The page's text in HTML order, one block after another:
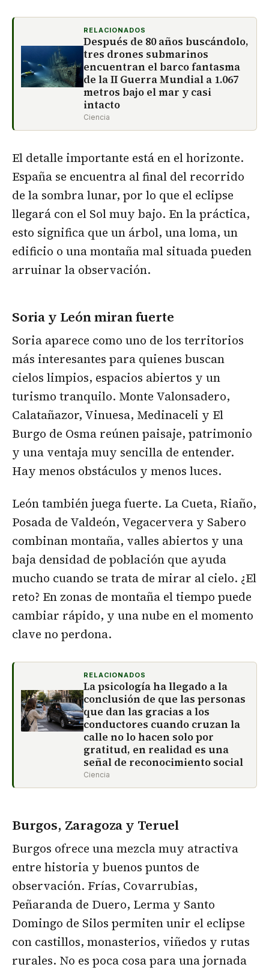
RELACIONADOS
Después de 80 años buscándolo,
tres drones submarinos
encuentran el barco fantasma
de la II Guerra Mundial a 1.067
metros bajo el mar y casi
intacto
Ciencia
El detalle importante está en el horizonte.
España se encuentra al final del recorrido
de la sombra lunar, por lo que el eclipse
llegará con el Sol muy bajo. En la práctica,
esto significa que un árbol, una loma, un
edificio o una montaña mal situada pueden
arruinar la observación.
Soria y León miran fuerte
Soria aparece como uno de los territorios
más interesantes para quienes buscan
cielos limpios, espacios abiertos y un
turismo tranquilo. Monte Valonsadero,
Calatañazor, Vinuesa, Medinaceli y El
Burgo de Osma reúnen paisaje, patrimonio
y una ventaja muy sencilla de entender.
Hay menos obstáculos y menos luces.
León también juega fuerte. La Cueta, Riaño,
Posada de Valdeón, Vegacervera y Sabero
combinan montaña, valles abiertos y una
baja densidad de población que ayuda
mucho cuando se trata de mirar al cielo. ¿El
reto? En zonas de montaña el tiempo puede
cambiar rápido, y una nube en el momento
clave no perdona.
RELACIONADOS
La psicología ha llegado a la
conclusión de que las personas
que dan las gracias a los
conductores cuando cruzan la
calle no lo hacen solo por
gratitud, en realidad es una
señal de reconocimiento social
Ciencia
Burgos, Zaragoza y Teruel
Burgos ofrece una mezcla muy atractiva
entre historia y buenos puntos de
observación. Frías, Covarrubias,
Peñaranda de Duero, Lerma y Santo
Domingo de Silos permiten unir el eclipse
con castillos, monasterios, viñedos y rutas
rurales. No es poca cosa para una jornada